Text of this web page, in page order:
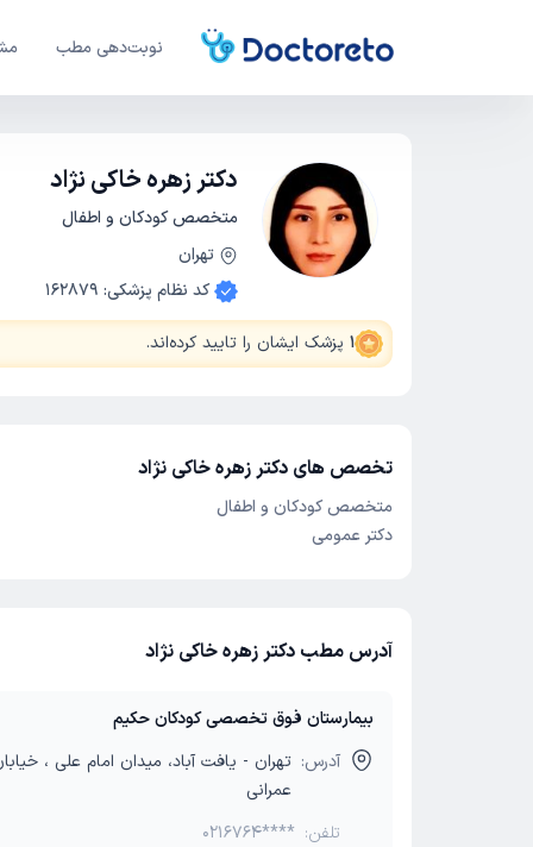
نوبت‌دهی مطب
دکتر زهره خاکی نژاد
متخصص کودکان و اطفال
تهران
کد نظام پزشکی:
162879
1 پزشک ایشان را تایید کرده‌اند.
تخصص های دکتر زهره خاکی نژاد
متخصص کودکان و اطفال
دکتر عمومی
آدرس مطب دکتر زهره خاکی نژاد
بیمارستان فوق تخصصی کودکان حکیم
آدرس: تهران - یافت آباد، میدان امام علی ،
عمرانی
تلفن: 0216764****